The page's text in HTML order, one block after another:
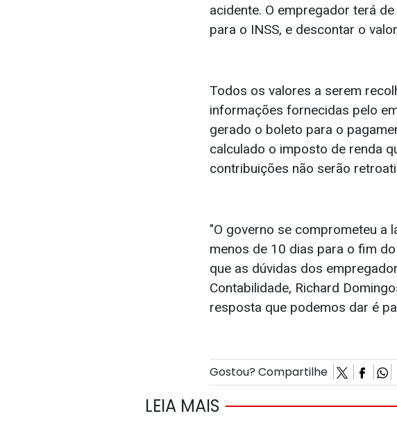
acidente. O empregador terá
para o INSS, e descontar o
Todos os valores a serem
informações fornecidas pelo
gerado o boleto para o
calculado o imposto de renda
contribuições não serão
"O governo se comprometeu a
menos de 10 dias para o fim
que as dúvidas dos
Contabilidade, Richard
resposta que podemos dar é
Gostou? Compartilhe
LEIA MAIS